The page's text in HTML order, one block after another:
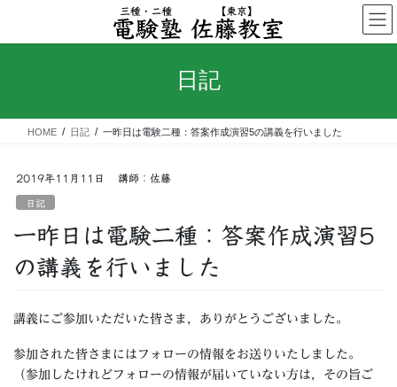
テ
ス
ゲ
ン
日記
HOME 日記 一昨日は電験二種：答案作成演習5の講義を行いました
2019年11月11日 講師：佐藤
日記
一昨日は電験二種：答案作成演習5
の講義を行いました
講義にご参加いただいた皆さま，ありがとうございました。
参加された皆さまにはフォローの情報をお送りいたしました。
（参加したけれどフォローの情報が届いていない方は，その旨ご